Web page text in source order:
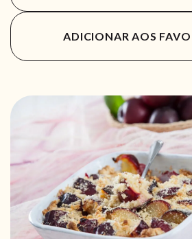
ADICIONAR AOS